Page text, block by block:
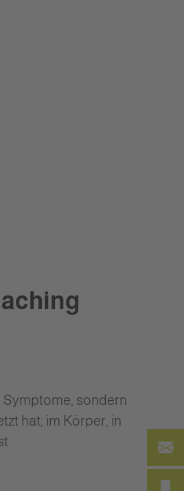
Symptome, sondern
hat, im Körper, in